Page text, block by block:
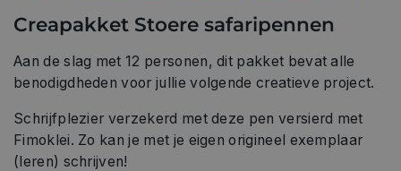
Creapakket Stoere safaripennen
Aan de slag met 12 personen, dit pakket bevat alle
benodigdheden voor jullie volgende creatieve project.
Schrijfplezier verzekerd met deze pen versierd met
Fimoklei. Zo kan je met je eigen origineel exemplaar
(leren) schrijven!